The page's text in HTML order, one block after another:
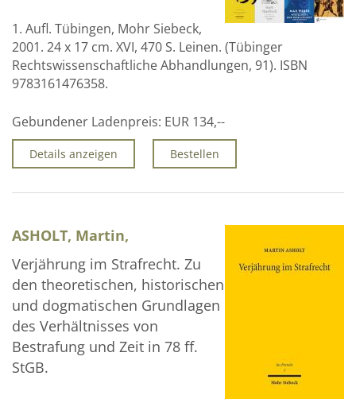
Über uns
Aktuelles
Meine Tätigkeitsfelder
Buchbinderei und Restauration
Glossar und Bibliographien
Warenkorb
Newsletter
1. Aufl. Tübingen, Mohr Siebeck,
2001. 24 x 17 cm. XVI, 470 S. Leinen. (Tübinger
Rechtswissenschaftliche Abhandlungen, 91). ISBN
9783161476358.
Gebundener Ladenpreis: EUR 134,--
Details anzeigen Bestellen
ASHOLT, Martin,
Verjährung im Strafrecht. Zu
den theoretischen, historischen
und dogmatischen Grundlagen
des Verhältnisses von
Bestrafung und Zeit in 78 ff.
StGB.